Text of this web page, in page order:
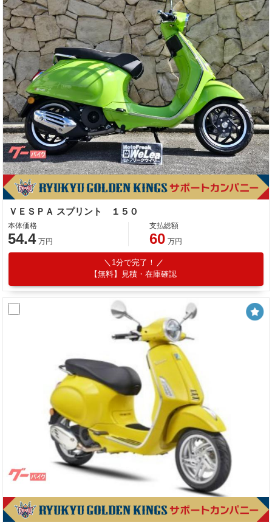
ＶＥＳＰＡ スプリント １５０
本体価格
54.4 万円
支払総額
60 万円
1分で完了！
【無料】見積・在庫確認